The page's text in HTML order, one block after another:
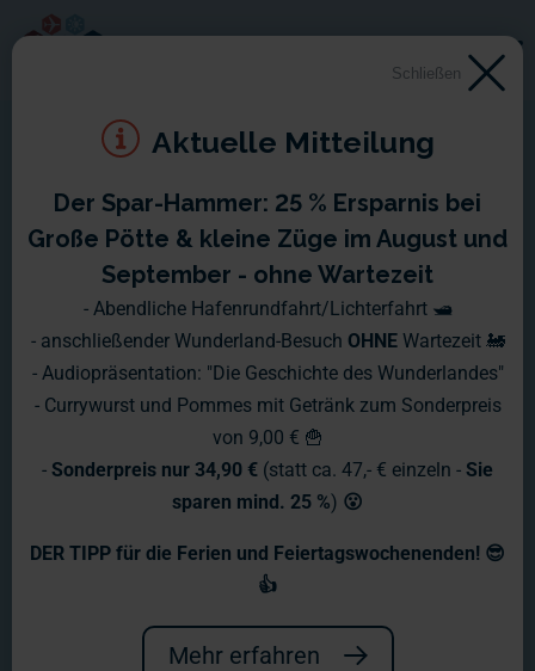
Wochenbericht Nr. 1265
Auch im hohen Norden ist man
ständig am Häusle bauen.
Schließen
Aktuelle Mitteilung
Der Spar-Hammer: 25 % Ersparnis bei
Große Pötte & kleine Züge im August und
September - ohne Wartezeit
- Abendliche Hafenrundfahrt/Lichterfahrt 🛥️
- anschließender Wunderland-Besuch OHNE Wartezeit 🚂
- Audiopräsentation: "Die Geschichte des Wunderlandes"
- Currywurst und Pommes mit Getränk zum Sonderpreis
von 9,00 € 🍟
- Sonderpreis nur 34,90 € (statt ca. 47,- € einzeln - Sie
sparen mind. 25 %) 😮
DER TIPP für die Ferien und Feiertagswochenenden! 😎
👍
Mehr erfahren